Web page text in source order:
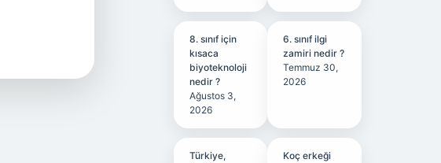
8. sınıf için
kısaca
biyoteknoloji
nedir ?
Ağustos 3,
2026
6. sınıf ilgi
zamiri nedir ?
Temmuz 30,
2026
Türkiye,
Koç erkeği